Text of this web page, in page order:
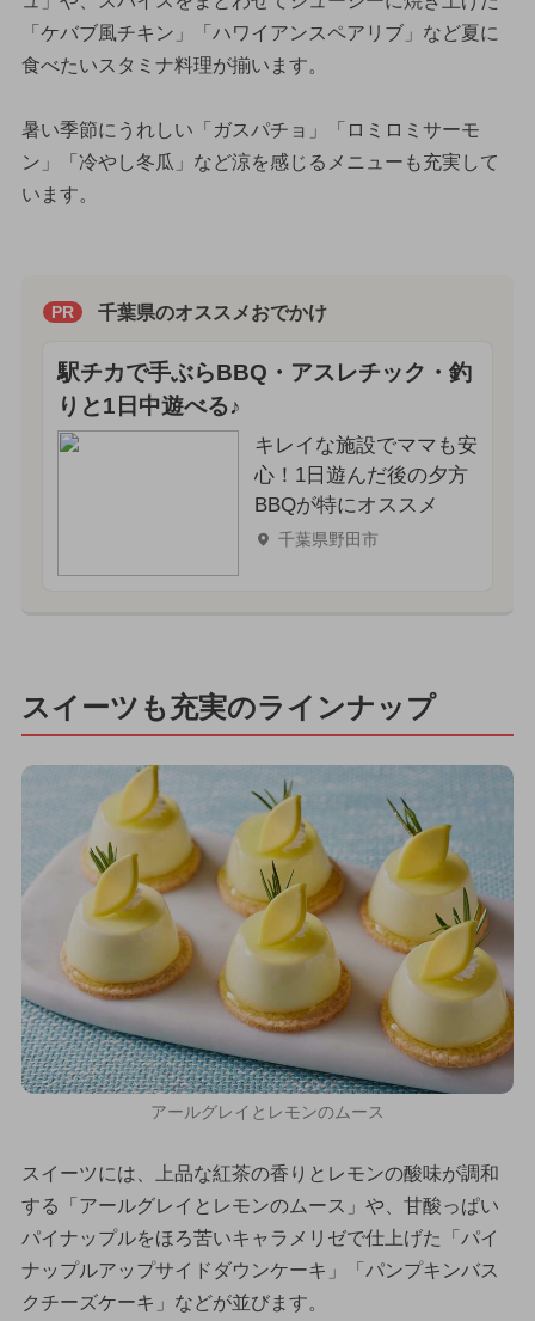
「ケバブ風チキン」「ハワイアンスペアリブ」など夏に
食べたいスタミナ料理が揃います。
暑い季節にうれしい「ガスパチョ」「ロミロミサーモ
ン」「冷やし冬瓜」など涼を感じるメニューも充実して
います。
PR 千葉県のオススメおでかけ
駅チカで手ぶらBBQ・アスレチック・釣
りと1日中遊べる♪
キレイな施設でママも安
心！1日遊んだ後の夕方
BBQが特にオススメ
千葉県野田市
スイーツも充実のラインナップ
アールグレイとレモンのムース
スイーツには、上品な紅茶の香りとレモンの酸味が調和
する「アールグレイとレモンのムース」や、甘酸っぱい
パイナップルをほろ苦いキャラメリゼで仕上げた「パイ
ナップルアップサイドダウンケーキ」「パンプキンバス
クチーズケーキ」などが並びます。